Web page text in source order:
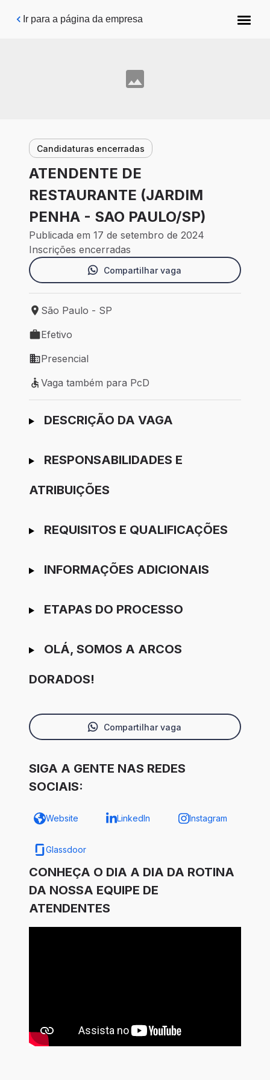
Pular para o conteúdo principal
Ir para a página da empresa
Candidaturas encerradas
ATENDENTE DE
RESTAURANTE (JARDIM
PENHA - SAO PAULO/SP)
Publicada em 17 de setembro de 2024
Inscrições encerradas
Compartilhar vaga
Local de trabalho: São Paulo - SP
São Paulo - SP
Tipo de vaga: Efetivo
Efetivo
Modelo de trabalho: Presencial
Presencial
Vaga também para PcD
Vaga também para PcD
Ir para candidatura
DESCRIÇÃO DA VAGA
RESPONSABILIDADES E
ATRIBUIÇÕES
REQUISITOS E QUALIFICAÇÕES
INFORMAÇÕES ADICIONAIS
ETAPAS DO PROCESSO
OLÁ, SOMOS A ARCOS
DORADOS!
Compartilhar vaga
SIGA A GENTE NAS REDES
SOCIAIS:
Website LinkedIn Instagram
Glassdoor
CONHEÇA O DIA A DIA DA ROTINA
DA NOSSA EQUIPE DE
ATENDENTES